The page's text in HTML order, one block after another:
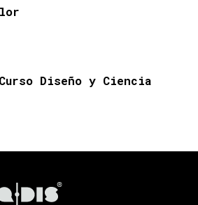
Diseño y Ciencia